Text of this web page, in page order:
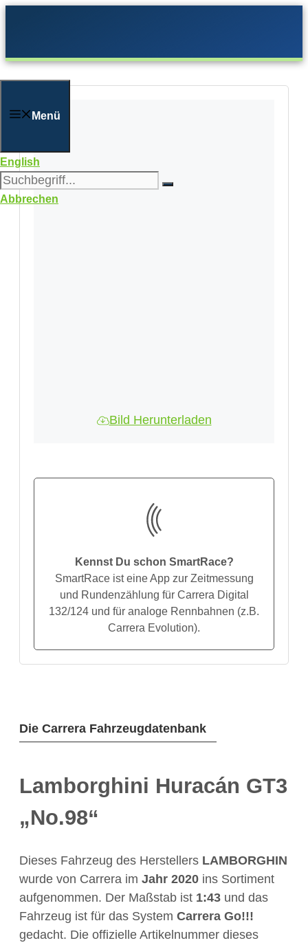
Menü
English
Abbrechen
Die Carrera Fahrzeugdatenbank
Lamborghini Huracán GT3
„No.98“
Dieses Fahrzeug des Herstellers LAMBORGHIN
wurde von Carrera im Jahr 2020 ins Sortiment
aufgenommen. Der Maßstab ist 1:43 und das
Fahrzeug ist für das System Carrera Go!!!
gedacht. Die offizielle Artikelnummer dieses
Bild Herunterladen
Kennst Du schon SmartRace?
SmartRace ist eine App zur Zeitmessung
und Rundenzählung für Carrera Digital
132/124 und für analoge Rennbahnen (z.B.
Carrera Evolution).